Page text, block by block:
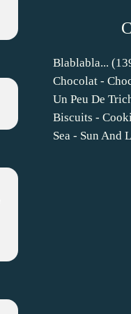
Blablabla...
Chocolat -
Un Peu De
Biscuits -
Sea - Sun And